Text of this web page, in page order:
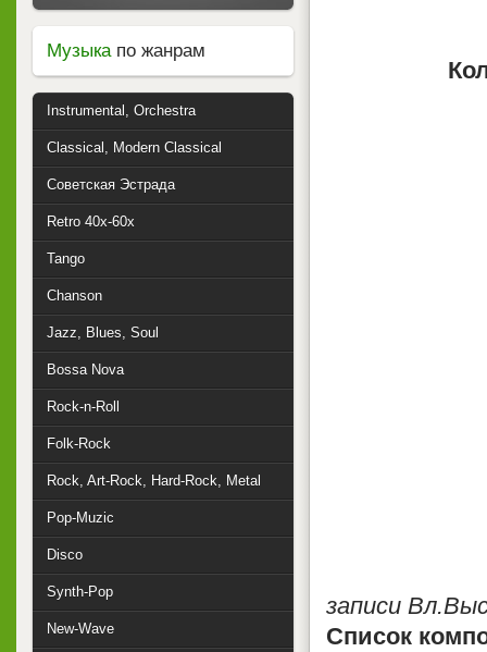
записи
Список
Музыкапо жанрам
Instrumental, Orchestra
Classical, Modern Classical
Советская Эстрада
Retro 40x-60x
Tango
Chanson
Jazz, Blues, Soul
Bossa Nova
Rock-n-Roll
Folk-Rock
Rock, Art-Rock, Hard-Rock, Metal
Pop-Muzic
Disco
Synth-Pop
New-Wave